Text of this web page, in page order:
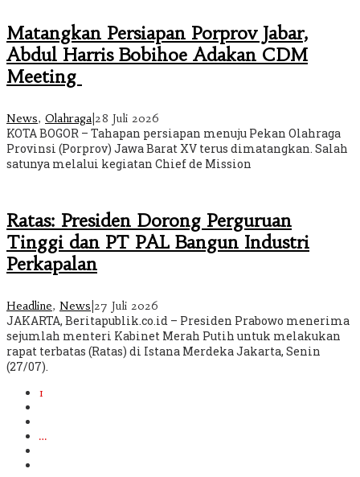
Matangkan Persiapan Porprov Jabar,
Abdul Harris Bobihoe Adakan CDM
Meeting
News, Olahraga|28 Juli 2026
KOTA BOGOR – Tahapan persiapan menuju Pekan Olahraga
Provinsi (Porprov) Jawa Barat XV terus dimatangkan. Salah
satunya melalui kegiatan Chief de Mission
Ratas: Presiden Dorong Perguruan
Tinggi dan PT PAL Bangun Industri
Perkapalan
Headline, News 27 Juli 2026
JAKARTA, Beritapublik.co.id – Presiden Prabowo menerima
sejumlah menteri Kabinet Merah Putih untuk melakukan
rapat terbatas (Ratas) di Istana Merdeka Jakarta, Senin
(27/07).
1
…